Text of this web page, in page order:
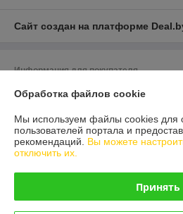
Сайт создан на платформе
Информация для покупателя
Юридическое лицо:ООО
Регистрационный номер ЕГР: 191291019
УНП: 191291019
Регистрационный орган: Минский
Дата регистрации компании: 18.03.2011
Обработка файлов cookie
Мы используем файлы cookies для
пользователей портала и
рекомендаций. Вы можете
отключить их.
Принять